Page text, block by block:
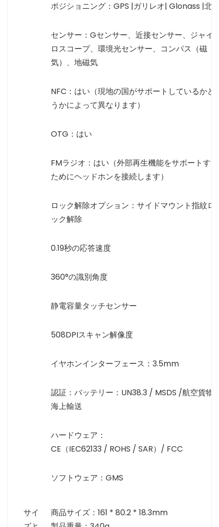
ポジショニング：GPS |ガリレオ| Glonass |北
センサー：Gセンサー、近接センサー、ジャイ
ロスコープ、環境光センサー、コンパス（磁
気）、地磁気
NFC：はい（現地の国がサポートしているかど
うかによって異なります）
OTG：はい
FMラジオ：はい（外部再生機能をサポートする
ためにヘッドホンを接続します）
ロック解除オプション：サイドマウント指紋ロ
ック解除
0.19秒の応答速度
360°の識別角度
静電容量タッチセンサー
508DPIスキャン解像度
イヤホンインターフェース：3.5mm
認証：バッテリー：UN38.3 / MSDS /航空貨物/
海上輸送
ハードウェア：
CE（IEC62133 / ROHS / SAR）/ FCC
ソフトウェア：GMS
サイ
商品サイズ：161 * 80.2 * 18.3mm